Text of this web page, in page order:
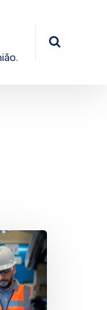
.